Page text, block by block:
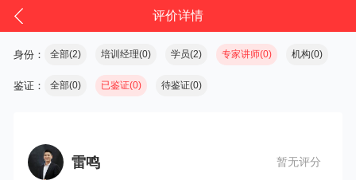
评价详情
身份： 全部(2) 培训经理(0) 学员(2) 专家讲师(0) 机构(0)
鉴证： 全部(0) 已鉴证(0) 待鉴证(0)
雷鸣 暂无评分